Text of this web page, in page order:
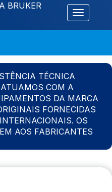
Alternar
TÉCNICA
COM A
DA MARCA
FORNECIDAS
OS
AOS FABRICANTES